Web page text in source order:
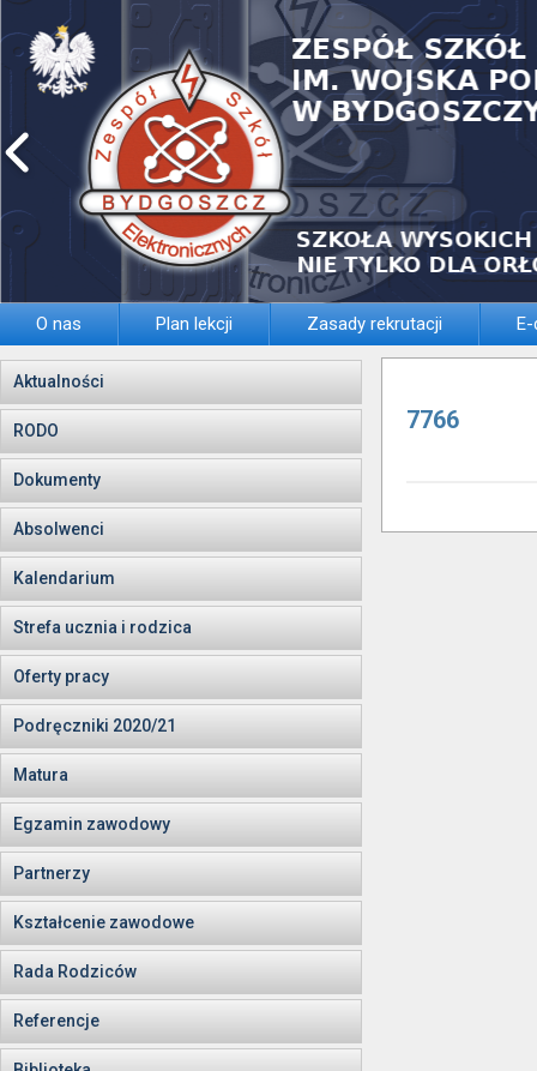
O nas Plan lekcji Zasady rekrutacji
Aktualności
RODO
Dokumenty
Absolwenci
Kalendarium
Strefa ucznia i rodzica
Oferty pracy
Podręczniki 2020/21
Matura
Egzamin zawodowy
Partnerzy
Kształcenie zawodowe
Rada Rodziców
Referencje
7766